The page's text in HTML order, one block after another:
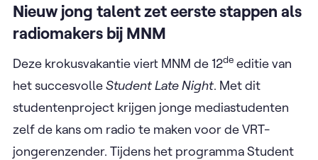
Nieuw jong talent zet eerste stappen als
radiomakers bij MNM
Deze krokusvakantie viert MNM de 12de editie van
het succesvolleStudent Late Night. Met dit
studentenproject krijgen jonge mediastudenten
zelf de kans om radio te maken voor de VRT-
jongerenzender. Tijdens het programma Student